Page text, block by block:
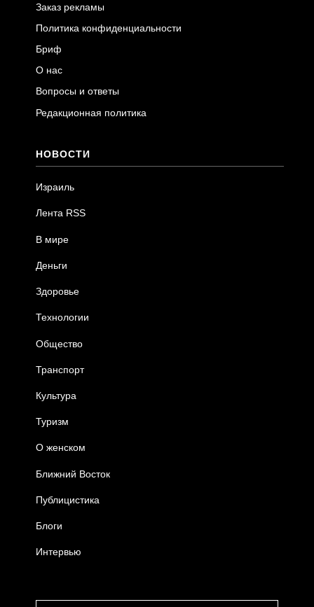
Заказ рекламы
Политика конфиденциальности
Бриф
О нас
Вопросы и ответы
Редакционная политика
НОВОСТИ
Израиль
Лента RSS
В мире
Деньги
Здоровье
Технологии
Общество
Транспорт
Культура
Туризм
О женском
Ближний Восток
Публицистика
Блоги
Интервью